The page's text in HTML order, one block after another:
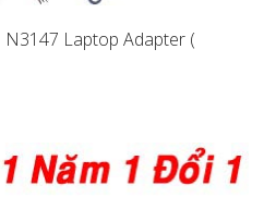
N3147 Laptop Adapter (